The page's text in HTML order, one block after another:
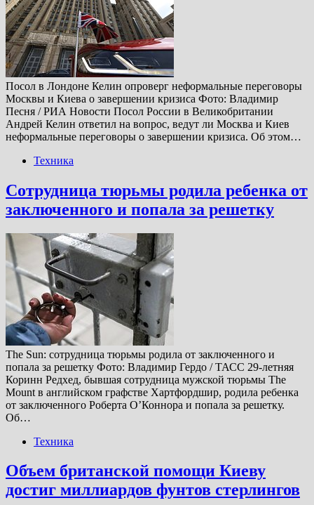
Посол в Лондоне Келин опроверг неформальные переговоры
Москвы и Киева о завершении кризиса Фото: Владимир
Песня / РИА Новости Посол России в Великобритании
Андрей Келин ответил на вопрос, ведут ли Москва и Киев
неформальные переговоры о завершении кризиса. Об этом…
Техника
Сотрудница тюрьмы родила ребенка от
заключенного и попала за решетку
The Sun: сотрудница тюрьмы родила от заключенного и
попала за решетку Фото: Владимир Гердо / ТАСС 29-летняя
Коринн Редхед, бывшая сотрудница мужской тюрьмы The
Mount в английском графстве Хартфордшир, родила ребенка
от заключенного Роберта О’Коннора и попала за решетку.
Об…
Техника
Объем британской помощи Киеву
достиг миллиардов фунтов стерлингов